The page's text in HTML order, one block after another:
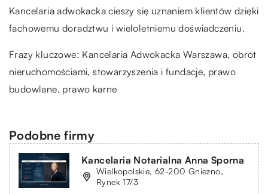
Kancelaria adwokacka cieszy się uznaniem klientów dzięki
fachowemu doradztwu i wieloletniemu doświadczeniu.
Frazy kluczowe: Kancelaria Adwokacka Warszawa, obrót
nieruchomościami, stowarzyszenia i fundacje, prawo
budowlane, prawo karne
Podobne firmy
Kancelaria Notarialna Anna Sporna
Wielkopolskie, 62-200 Gniezno,
Rynek 17/3